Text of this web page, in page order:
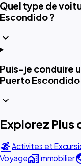
Quel type de
Escondido ?
expand_more
Puis-je conduire
Puerto Escondido
expand_more
Explorez Plus
surfingActivites et
Voyagehome_workImmobilier